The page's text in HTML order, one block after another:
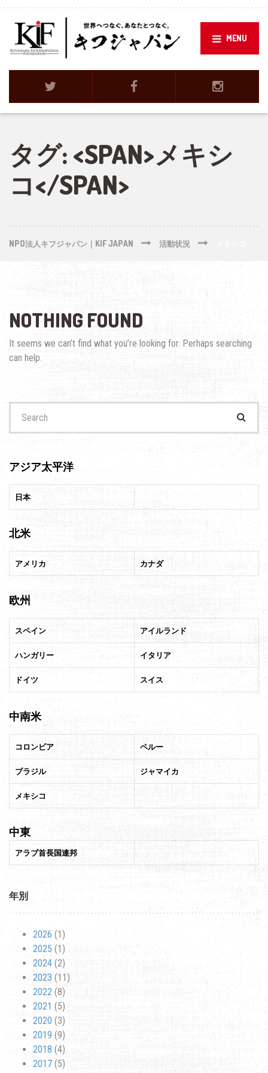
MENU
タグ: <SPAN>メキシ
コ</SPAN>
NPO法人キフジャパン｜KIF JAPAN 活動状況
NOTHING FOUND
It seems we can’t find what you’re looking for. Perhaps searching
can help.
アジア太平洋
日本
北米
アメリカ カナダ
欧州
スペイン アイルランド
ハンガリー イタリア
ドイツ スイス
中南米
コロンビア ペルー
ブラジル ジャマイカ
メキシコ
中東
アラブ首長国連邦
年別
2026 (1)
2025 (1)
2024 (2)
2023 (11)
2022 (8)
2021 (5)
2020 (3)
2019 (9)
2018 (4)
2017 (5)